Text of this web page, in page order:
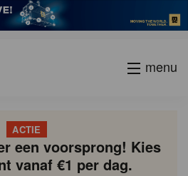
menu
ACTIE
een voorsprong! Kies
vanaf €1 per dag.